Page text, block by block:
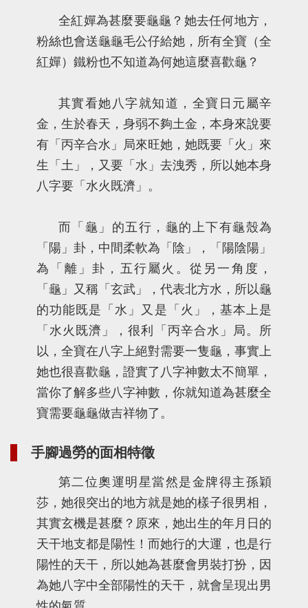
全紅嬋為甚麼要龜龜？她去任何地方，
粉絲也會送龜龜毛公仔給她，所有全寶（全
紅嬋）鐵粉也不知道為何她這麼喜歡龜？
其實看她八字就知道，全寶日元屬辛
金，生於春天，身弱不夠土金，本身來說要
有「丙辛合水」局來旺她，她既要「火」來
生「土」，又要「水」去洩秀，所以她本身
八字要「水火既濟」。
而「龜」的五行，龜的上下有龜殼為
「陽」卦，中間柔軟為「陰」，「陽陰陽」
為「離」卦，五行屬火。從另一角度，
「龜」又稱「玄武」，代表北方水，所以龜
的功能既是「水」又是「火」，基本上是
「水火既濟」，很利「丙辛合水」局。所
以，全寶在八字上絕對需要一隻龜，事實上
她也很喜歡龜，證實了八字神數太不簡單，
當你了解多些八字神數，你就知道為甚麼全
寶需要龜龜做吉祥物了。
手腳過勞的面相特徵
第二位奧運明星當然是金牌得主孫穎
莎，她很突出的地方就是她的樣子很男相，
其實玄機是甚麼？原來，她出生的年月日的
天干地支都是陽性！而她行的大運，也是行
陽性的天干，所以她為甚麼會男裝打扮，因
為她八字中全部陽性的天干，就會呈現出男